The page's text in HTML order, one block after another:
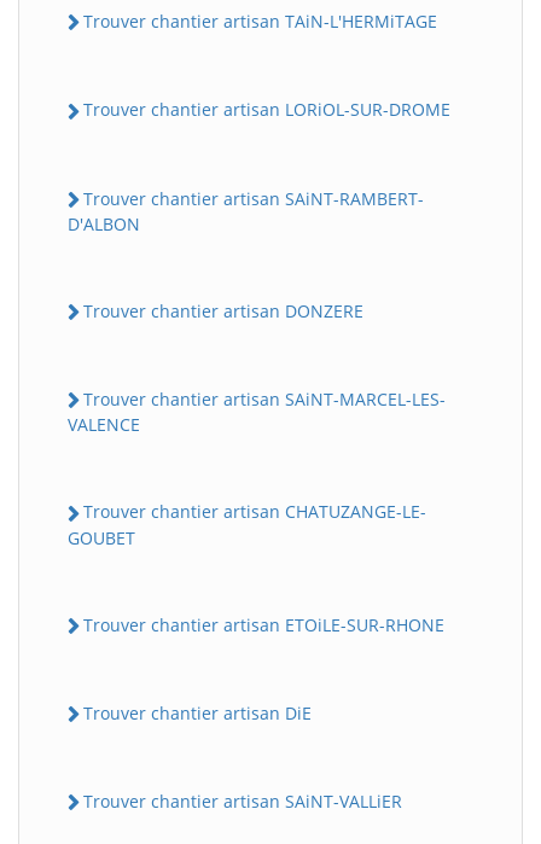
Trouver chantier artisan TAiN-L'HERMiTAGE
Trouver chantier artisan LORiOL-SUR-DROME
Trouver chantier artisan SAiNT-RAMBERT-
D'ALBON
Trouver chantier artisan DONZERE
Trouver chantier artisan SAiNT-MARCEL-LES-
VALENCE
Trouver chantier artisan CHATUZANGE-LE-
GOUBET
Trouver chantier artisan ETOiLE-SUR-RHONE
Trouver chantier artisan DiE
Trouver chantier artisan SAiNT-VALLiER